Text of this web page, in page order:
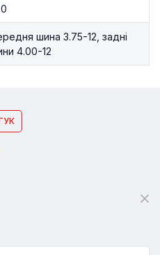
шина 3.75-12, задні
4.00-12